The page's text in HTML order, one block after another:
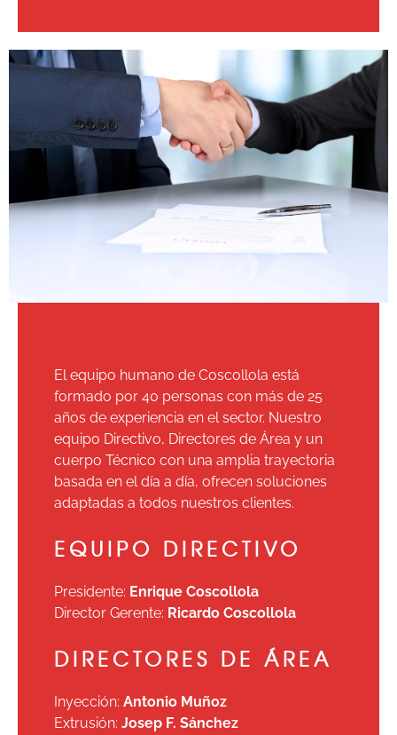
El equipo humano de Coscollola está
formado por 40 personas con más de 25
años de experiencia en el sector. Nuestro
equipo Directivo, Directores de Área y un
cuerpo Técnico con una amplia trayectoria
basada en el día a día, ofrecen soluciones
adaptadas a todos nuestros clientes.
EQUIPO DIRECTIVO
Presidente: Enrique Coscollola
Director Gerente: Ricardo Coscollola
DIRECTORES DE ÁREA
Inyección: Antonio Muñoz
Extrusión: Josep F. Sánchez